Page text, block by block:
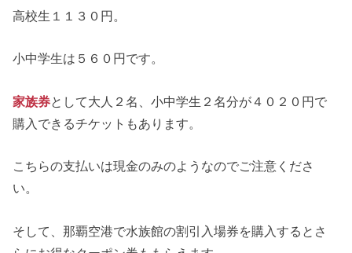
高校生１１３０円。
小中学生は５６０円です。
家族券として大人２名、小中学生２名分が４０２０円で
購入できるチケットもあります。
こちらの支払いは現金のみのようなのでご注意くださ
い。
そして、那覇空港で水族館の割引入場券を購入するとさ